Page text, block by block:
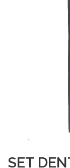
SET